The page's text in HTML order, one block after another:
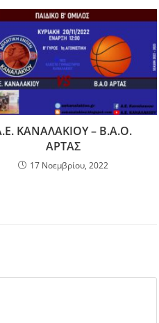
ΚΑΝΑΛΑΚΙΟΥ – Β.Α.Ο.
ΑΡΤΑΣ
17 Νοεμβρίου, 2022